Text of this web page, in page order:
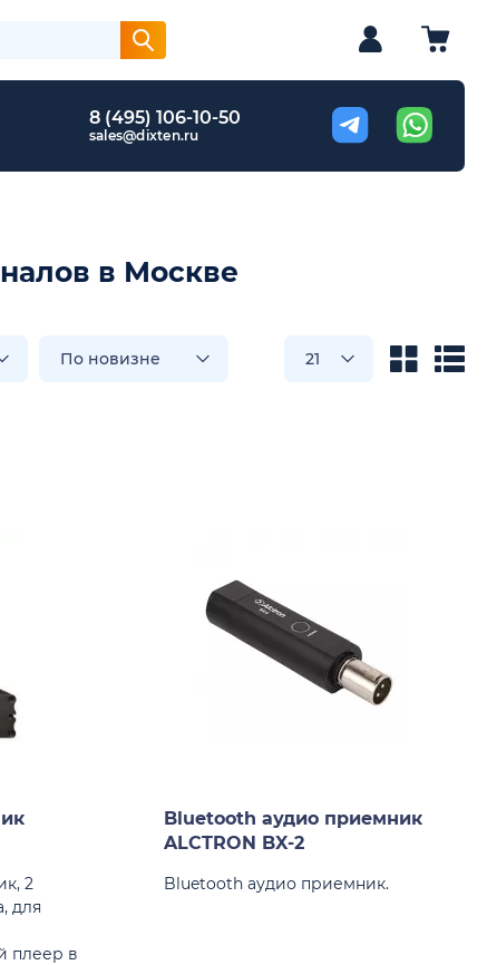
8 (495) 106-10-50
sales@dixten.ru
в Москве
По новизне 21
2
для
плеер в
Bluetooth аудио приемник
ALCTRON BX-2
Bluetooth аудио приемник.